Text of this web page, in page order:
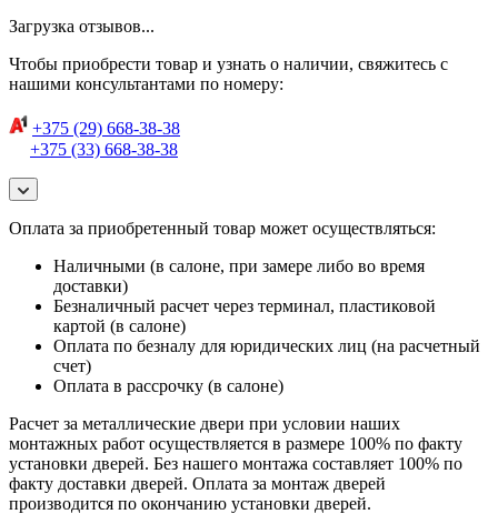
Загрузка отзывов...
Чтобы приобрести товар и узнать о наличии, свяжитесь с
нашими консультантами по номеру:
+375 (29) 668-38-38
+375 (33) 668-38-38
Оплата за приобретенный товар может осуществляться:
Наличными (в салоне, при замере либо во время
доставки)
Безналичный расчет через терминал, пластиковой
картой (в салоне)
Оплата по безналу для юридических лиц (на расчетный
счет)
Оплата в рассрочку (в салоне)
Расчет за металлические двери при условии наших
монтажных работ осуществляется в размере 100% по факту
установки дверей. Без нашего монтажа составляет 100% по
факту доставки дверей. Оплата за монтаж дверей
производится по окончанию установки дверей.